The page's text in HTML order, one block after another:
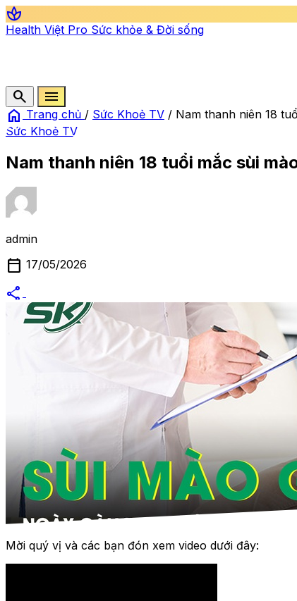
spa
Health Việt Pro Sức khỏe & Đời sống
search
menu
home Trang chủ / Sức Khoẻ TV / Nam thanh niên 18
Sức Khoẻ TV
Nam thanh niên 18 tuổi mắc sùi
admin
calendar_today 17/05/2026
share
Mời quý vị và các bạn đón xem video dưới đây: